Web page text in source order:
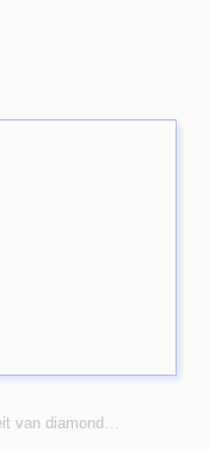
van diamond…